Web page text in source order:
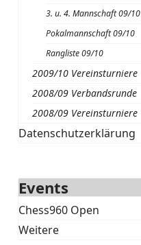
3. u. 4. Mannschaft 09/10
Pokalmannschaft 09/10
Rangliste 09/10
2009/10 Vereinsturniere
2008/09 Verbandsrunde
2008/09 Vereinsturniere
Datenschutzerklärung
Events
Chess960 Open
Weitere